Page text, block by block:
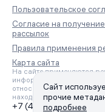
Пользовательское
Согласие на
рассылок
Правила применения
Карта сайта
На сайте применяются
информации на основе
относящихся к
находящихся на
+7 (495) 157-88-80
Сайт
прочие
подробнее